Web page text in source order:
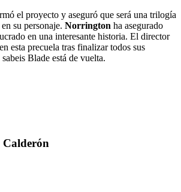
el proyecto y aseguró que será una trilogía
su personaje. Norrington ha asegurado
en una interesante historia. El director
esta precuela tras finalizar todos sus
Blade está de vuelta.
Calderón